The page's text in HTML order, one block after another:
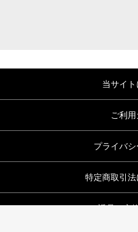
当サイ
ご利用
プライバ
特定商取引
返品・交